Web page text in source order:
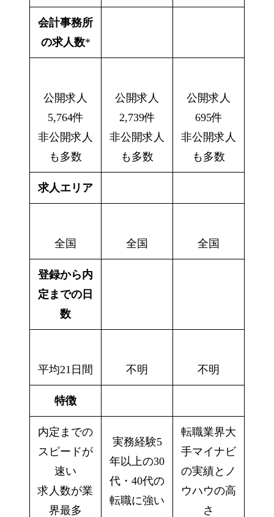
会計事務所
の求人数*
公開求人
5,764件
非公開求人
も多数
公開求人
2,739件
非公開求人
も多数
公開求人
695件
非公開求人
も多数
求人エリア
全国 全国 全国
登録から内
定までの日
数
平均21日間 不明 不明
特徴
内定までの
スピードが
速い
求人数が業
界最多
実務経験5
年以上の30
代・40代の
転職に強い
転職業界大
手マイナビ
の実績とノ
ウハウの高
さ